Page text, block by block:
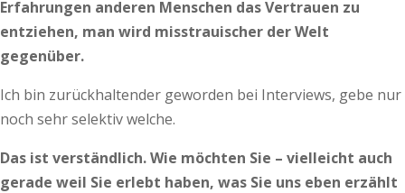
Erfahrungen anderen Menschen das Vertrauen zu
entziehen, man wird misstrauischer der Welt
gegenüber.
Ich bin zurückhaltender geworden bei Interviews, gebe nur
noch sehr selektiv welche.
Das ist verständlich. Wie möchten Sie – vielleicht auch
gerade weil Sie erlebt haben, was Sie uns eben erzählt